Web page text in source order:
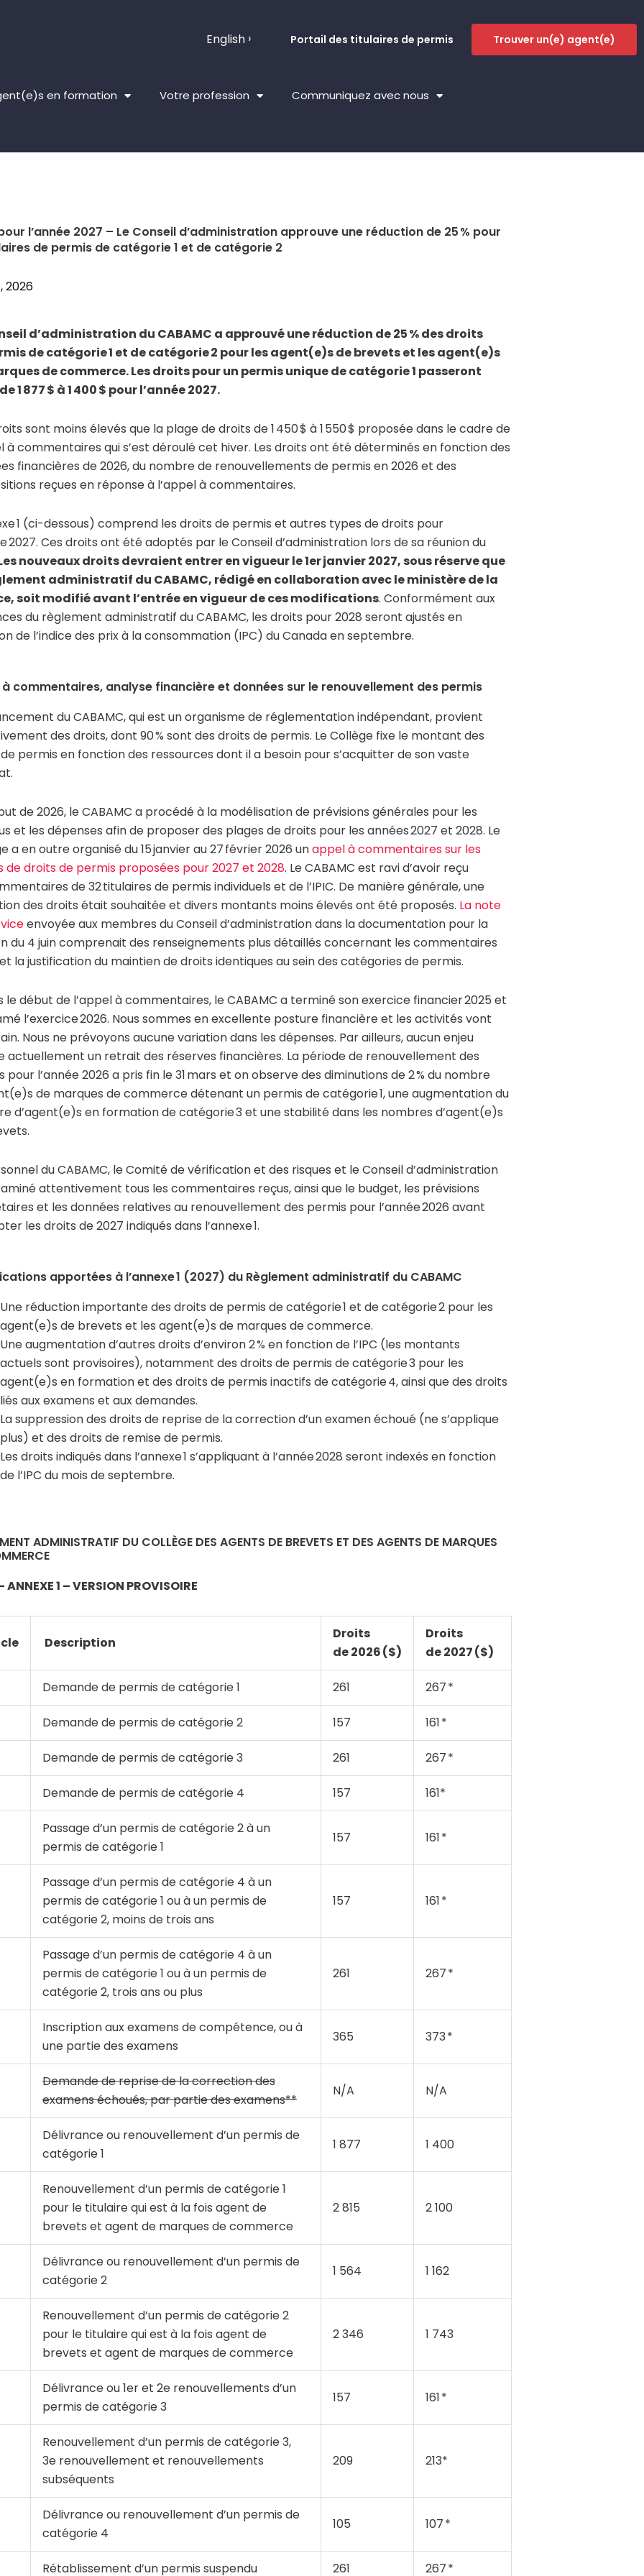
English Portail des titulaires de permis Trouver un(e) agent(e)
en formation Votre profession Communiquez avec nous
l’année 2027 – Le Conseil d’administration approuve une réduction de 25 % pour
de permis de catégorie 1 et de catégorie 2
2026
d’administration du CABAMC a approuvé une réduction de 25 % des droits
de catégorie 1 et de catégorie 2 pour les agent(e)s de brevets et les agent(e)s
de commerce. Les droits pour un permis unique de catégorie 1 passeront
1 877 $ à 1 400 $ pour l’année 2027.
sont moins élevés que la plage de droits de 1 450 $ à 1 550 $ proposée dans le cadre de
à commentaires qui s’est déroulé cet hiver. Les droits ont été déterminés en fonction des
financières de 2026, du nombre de renouvellements de permis en 2026 et des
reçues en réponse à l’appel à commentaires.
1 (ci-dessous) comprend les droits de permis et autres types de droits pour
2027. Ces droits ont été adoptés par le Conseil d’administration lors de sa réunion du
nouveaux droits devraient entrer en vigueur le 1er janvier 2027, sous réserve que
administratif du CABAMC, rédigé en collaboration avec le ministère de la
soit modifié avant l’entrée en vigueur de ces modifications. Conformément aux
du règlement administratif du CABAMC, les droits pour 2028 seront ajustés en
de l’indice des prix à la consommation (IPC) du Canada en septembre.
commentaires, analyse financière et données sur le renouvellement des permis
du CABAMC, qui est un organisme de réglementation indépendant, provient
des droits, dont 90 % sont des droits de permis. Le Collège fixe le montant des
permis en fonction des ressources dont il a besoin pour s’acquitter de son vaste
de 2026, le CABAMC a procédé à la modélisation de prévisions générales pour les
et les dépenses afin de proposer des plages de droits pour les années 2027 et 2028. Le
a en outre organisé du 15 janvier au 27 février 2026 unappel à commentaires sur les
de droits de permis proposées pour 2027 et 2028. Le CABAMC est ravi d’avoir reçu
de 32 titulaires de permis individuels et de l’IPIC. De manière générale, une
des droits était souhaitée et divers montants moins élevés ont été proposés. La note
envoyée aux membres du Conseil d’administration dans la documentation pour la
du 4 juin comprenait des renseignements plus détaillés concernant les commentaires
la justification du maintien de droits identiques au sein des catégories de permis.
le début de l’appel à commentaires, le CABAMC a terminé son exercice financier 2025 et
l’exercice 2026. Nous sommes en excellente posture financière et les activités vont
Nous ne prévoyons aucune variation dans les dépenses. Par ailleurs, aucun enjeu
actuellement un retrait des réserves financières. La période de renouvellement des
pour l’année 2026 a pris fin le 31 mars et on observe des diminutions de 2 % du nombre
de marques de commerce détenant un permis de catégorie 1, une augmentation du
d’agent(e)s en formation de catégorie 3 et une stabilité dans les nombres d’agent(e)s
du CABAMC, le Comité de vérification et des risques et le Conseil d’administration
attentivement tous les commentaires reçus, ainsi que le budget, les prévisions
et les données relatives au renouvellement des permis pour l’année 2026 avant
les droits de 2027 indiqués dans l’annexe 1.
apportées à l’annexe 1 (2027) du Règlement administratif du CABAMC
Une réduction importante des droits de permis de catégorie 1 et de catégorie 2 pour les
agent(e)s de brevets et les agent(e)s de marques de commerce.
Une augmentation d’autres droits d’environ 2 % en fonction de l’IPC (les montants
actuels sont provisoires), notamment des droits de permis de catégorie 3 pour les
agent(e)s en formation et des droits de permis inactifs de catégorie 4, ainsi que des droits
liés aux examens et aux demandes.
La suppression des droits de reprise de la correction d’un examen échoué (ne s’applique
plus) et des droits de remise de permis.
Les droits indiqués dans l’annexe 1 s’appliquant à l’année 2028 seront indexés en fonction
de l’IPC du mois de septembre.
ADMINISTRATIF DU COLLÈGE DES AGENTS DE BREVETS ET DES AGENTS DE MARQUES
ANNEXE 1 – VERSION PROVISOIRE
Description
Droits
de2026($)
Droits
de2027($)
Demande de permis de catégorie 1 261 267 *
Demande de permis de catégorie 2 157 161 *
Demande de permis de catégorie 3 261 267 *
Demande de permis de catégorie 4 157 161*
Passage d’un permis de catégorie 2 à un
permis de catégorie 1
157 161 *
Passage d’un permis de catégorie 4 à un
permis de catégorie 1 ou à un permis de
catégorie 2, moins de trois ans
157 161 *
Passage d’un permis de catégorie 4 à un
permis de catégorie 1 ou à un permis de
catégorie 2, trois ans ou plus
261 267 *
Inscription aux examens de compétence, ou à
une partie des examens
365 373 *
Demande de reprise de la correction des
examens échoués, par partie des examens**
N/A N/A
Délivrance ou renouvellement d’un permis de
catégorie 1
1 877 1 400
Renouvellement d’un permis de catégorie 1
pour le titulaire qui est à la fois agent de
brevets et agent de marques de commerce
2 815 2 100
Délivrance ou renouvellement d’un permis de
catégorie 2
1 564 1 162
Renouvellement d’un permis de catégorie 2
pour le titulaire qui est à la fois agent de
brevets et agent de marques de commerce
2 346 1 743
Délivrance ou 1eret 2e renouvellements d’un
permis de catégorie 3
157 161 *
Renouvellement d’un permis de catégorie 3,
3e renouvellement et renouvellements
subséquents
209 213*
Délivrance ou renouvellement d’un permis de
catégorie 4
105 107 *
Rétablissement d’un permis suspendu 261 267 *